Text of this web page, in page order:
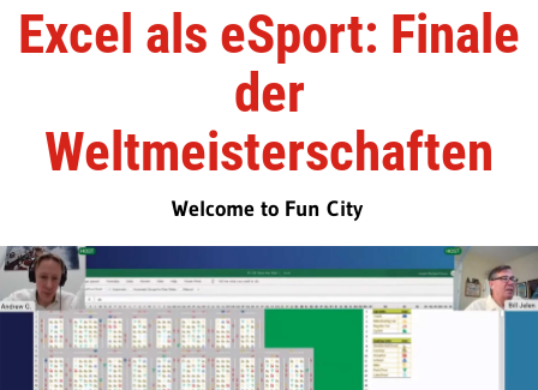
Excel als eSport: Finale
der
Weltmeisterschaften
Welcome to Fun City